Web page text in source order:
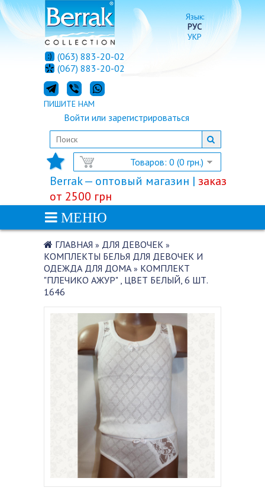
Язык:
РУС
УКР
Товаров: 0 (0 грн.)
Войти или зарегистрироваться
(063) 883-20-02
(067) 883-20-02
ПИШИТЕ НАМ
Berrak — оптовый магазин | заказ
от 2500 грн
МЕНЮ
ГЛАВНАЯ » ДЛЯ ДЕВОЧЕК »
КОМПЛЕКТЫ БЕЛЬЯ ДЛЯ ДЕВОЧЕК И
ОДЕЖДА ДЛЯ ДОМА » КОМПЛЕКТ
"ПЛЕЧИКО АЖУР" , ЦВЕТ БЕЛЫЙ, 6 ШТ.
1646